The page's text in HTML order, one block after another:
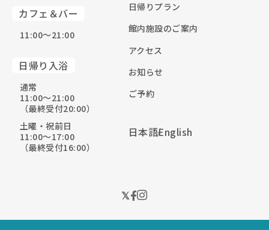
カフェ＆バー
11:00〜21:00
日帰り入浴
通常
11:00〜21:00
（最終受付20:00）
土曜・祝前日
11:00〜17:00
（最終受付16:00）
日帰りプラン
館内施設のご案内
アクセス
お知らせ
ご予約
日本語English